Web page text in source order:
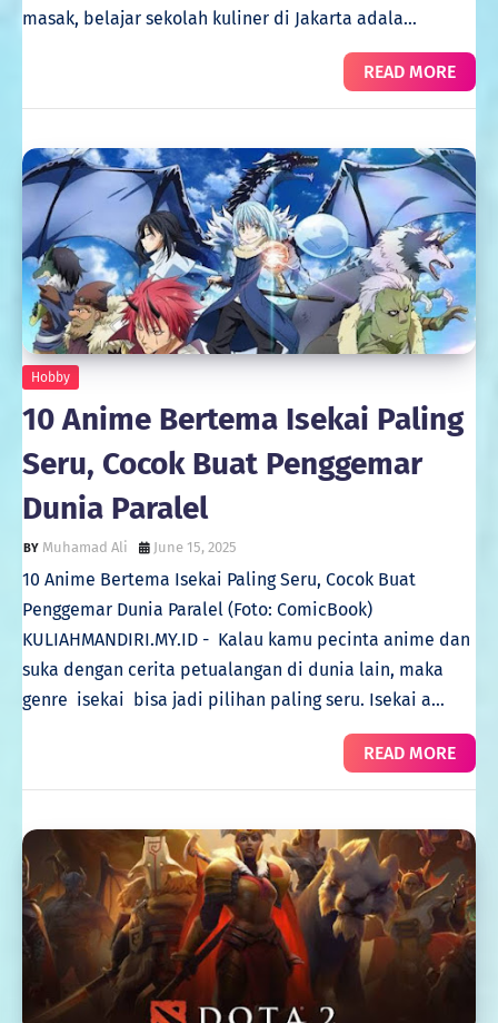
masak, belajar sekolah kuliner di Jakarta adala…
READ MORE
Hobby
10 Anime Bertema Isekai Paling
Seru, Cocok Buat Penggemar
Dunia Paralel
Muhamad Ali June 15, 2025
10 Anime Bertema Isekai Paling Seru, Cocok Buat
Penggemar Dunia Paralel (Foto: ComicBook)
KULIAHMANDIRI.MY.ID - Kalau kamu pecinta anime dan
suka dengan cerita petualangan di dunia lain, maka
genre isekai bisa jadi pilihan paling seru. Isekai a…
READ MORE